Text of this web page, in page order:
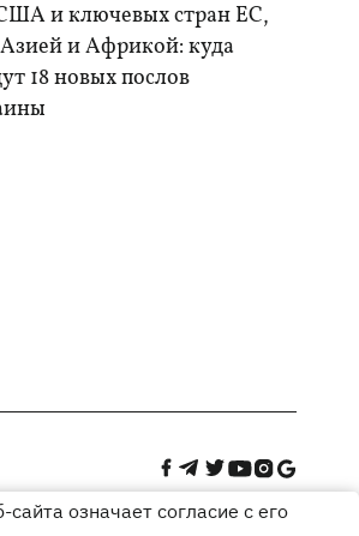
и ключевых стран ЕС,
и Африкой: куда
18 новых послов
означает согласие с его